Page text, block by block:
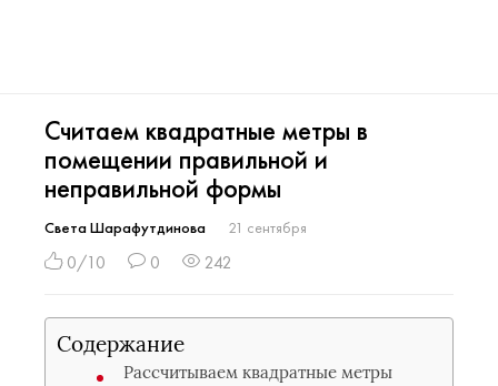
Считаем квадратные метры в
помещении правильной и
неправильной формы
Света Шарафутдинова 21 сентября
0/10 0 242
Содержание
Рассчитываем квадратные метры